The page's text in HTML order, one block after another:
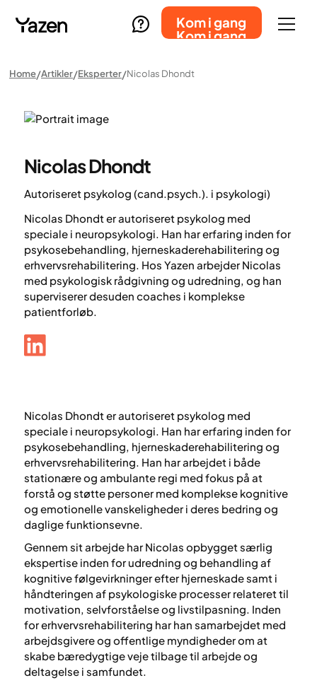
Kom i gang
Kom i gang
Home Artikler Eksperter Nicolas Dhondt
Nicolas Dhondt
Autoriseret psykolog (cand.psych.). i psykologi)
Nicolas Dhondt er autoriseret psykolog med
speciale i neuropsykologi. Han har erfaring inden for
psykosebehandling, hjerneskaderehabilitering og
erhvervsrehabilitering. Hos Yazen arbejder Nicolas
med psykologisk rådgivning og udredning, og han
superviserer desuden coaches i komplekse
patientforløb.
Nicolas Dhondter autoriseret psykolog med
speciale i neuropsykologi. Han har erfaring inden for
psykosebehandling, hjerneskaderehabilitering og
erhvervsrehabilitering. Han har arbejdet i både
stationære og ambulante regi med fokus på at
forstå og støtte personer med komplekse kognitive
og emotionelle vanskeligheder i deres bedring og
daglige funktionsevne.
Gennem sit arbejde har Nicolas opbygget særlig
ekspertise inden for udredning og behandling af
kognitive følgevirkninger efter hjerneskade samt i
håndteringen af psykologiske processer relateret til
motivation, selvforståelse og livstilpasning. Inden
for erhvervsrehabilitering har han samarbejdet med
arbejdsgivere og offentlige myndigheder om at
skabe bæredygtige veje tilbage til arbejde og
deltagelse i samfundet.